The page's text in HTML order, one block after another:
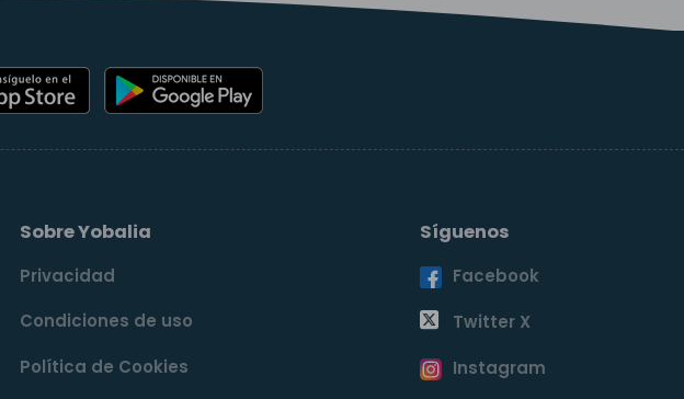
Sobre Yobalia
Privacidad
Condiciones de uso
Política de Cookies
Síguenos
Facebook
Twitter X
Instagram